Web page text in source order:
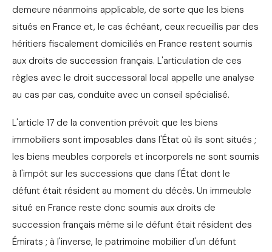
demeure néanmoins applicable, de sorte que les biens
situés en France et, le cas échéant, ceux recueillis par des
héritiers fiscalement domiciliés en France restent soumis
aux droits de succession français. L'articulation de ces
règles avec le droit successoral local appelle une analyse
au cas par cas, conduite avec un conseil spécialisé.
L'article 17 de la convention prévoit que les biens
immobiliers sont imposables dans l'État où ils sont situés ;
les biens meubles corporels et incorporels ne sont soumis
à l'impôt sur les successions que dans l'État dont le
défunt était résident au moment du décès. Un immeuble
situé en France reste donc soumis aux droits de
succession français même si le défunt était résident des
Émirats ; à l'inverse, le patrimoine mobilier d'un défunt